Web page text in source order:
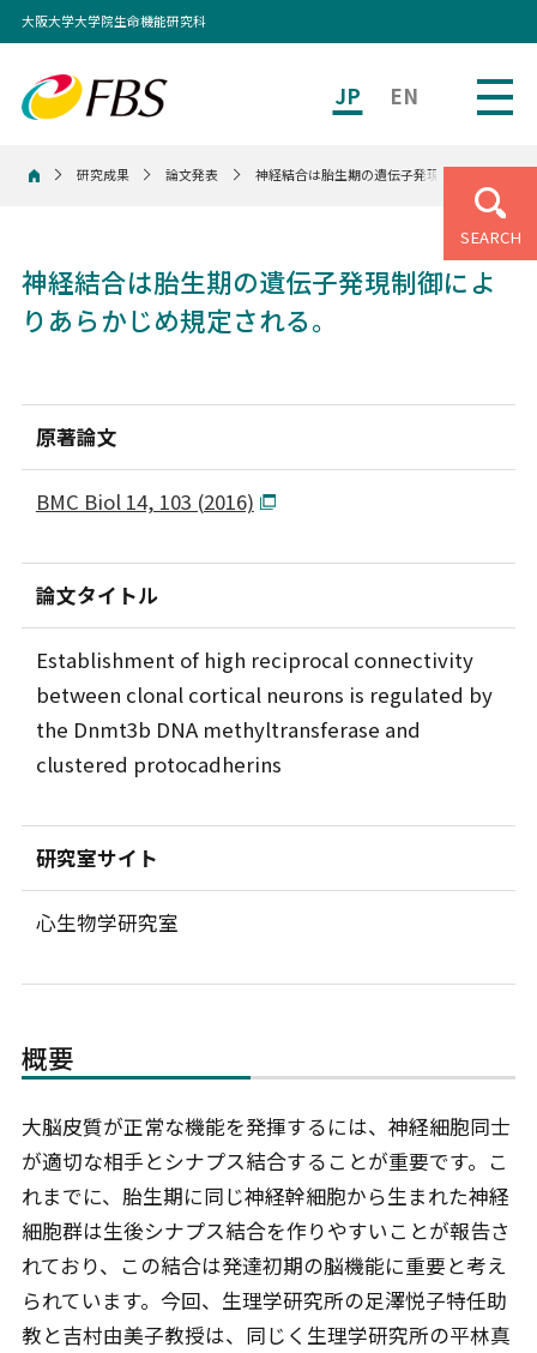
JP EN
大阪大学大学院生命機能研究科
SEARCH
ホーム研究成果 論文発表 神経結合は胎生期の遺伝子発現制御によりあ
神経結合は胎生期の遺伝子発現制御によ
りあらかじめ規定される。
原著論文
BMC Biol 14, 103 (2016)
論文タイトル
Establishment of high reciprocal connectivity
between clonal cortical neurons is regulated by
the Dnmt3b DNA methyltransferase and
clustered protocadherins
研究室サイト
心生物学研究室
概要
大脳皮質が正常な機能を発揮するには、神経細胞同士
が適切な相手とシナプス結合することが重要です。こ
れまでに、胎生期に同じ神経幹細胞から生まれた神経
細胞群は生後シナプス結合を作りやすいことが報告さ
れており、この結合は発達初期の脳機能に重要と考え
られています。今回、生理学研究所の足澤悦子特任助
教と吉村由美子教授は、同じく生理学研究所の平林真